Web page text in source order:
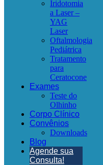
Iridotomia
a Laser –
YAG
Laser
Oftalmologia
Pediátrica
Tratamento
para
Ceratocone
Exames
Teste do
Olhinho
Corpo Clínico
Convênios
Downloads
Blog
Agende sua
Consulta!